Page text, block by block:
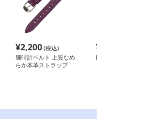
¥2,200(税込)
腕時計ベルト 上質なめ
らか本革ストラップ
¥
腕時計ベルト スポーテ